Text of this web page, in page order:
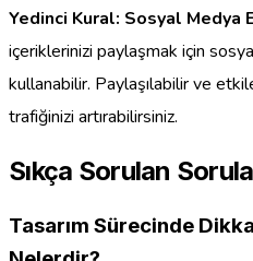
Yedinci Kural: Sosyal Medya
içeriklerinizi paylaşmak için
kullanabilir. Paylaşılabilir ve
trafiğinizi artırabilirsiniz.
Sıkça Sorulan
Tasarım Sürecinde